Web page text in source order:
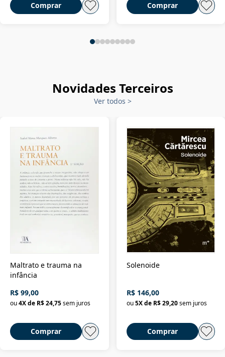
Comprar Comprar
Novidades Terceiros
Ver todos >
Maltrato e trauma na
infância
R$ 99,00
ou4X de R$ 24,75sem juros
Comprar
Solenoide
R$ 146,00
ou 5X de R$ 29,20 sem juros
Comprar